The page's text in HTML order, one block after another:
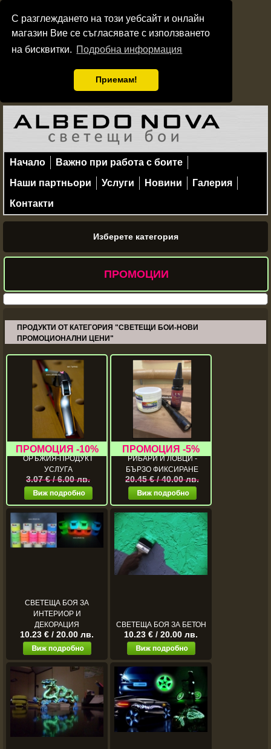
С разглеждането на този уебсайт и онлайн
магазин Вие се съгласявате с използването
на бисквитки. Подробна информация
Приемам!
Начало
Важно при работа с боите
Наши партньори
Услуги Новини
Галерия
Контакти
Изберете категория
ПРОМОЦИИ
ПРОДУКТИ ОТ КАТЕГОРИЯ "СВЕТЕЩИ БОИ-НОВИ
ПРОМОЦИОНАЛНИ ЦЕНИ"
СВЕТЕЩИ В ТЪМНОТО
ОРЪЖИЯ-ПРОДУКТ
УСЛУГА
3.07 € / 6.00 лв.
СВЕТЕЩ КОМПЛЕКТ ЗА
РИБАРИ И ЛОВЦИ -
БЪРЗО ФИКСИРАНЕ
20.45 € / 40.00 лв.
СВЕТЕЩА БОЯ ЗА
ИНТЕРИОР И
ДЕКОРАЦИЯ
10.23 € / 20.00 лв.
СВЕТЕЩА БОЯ ЗА БЕТОН
10.23 € / 20.00 лв.